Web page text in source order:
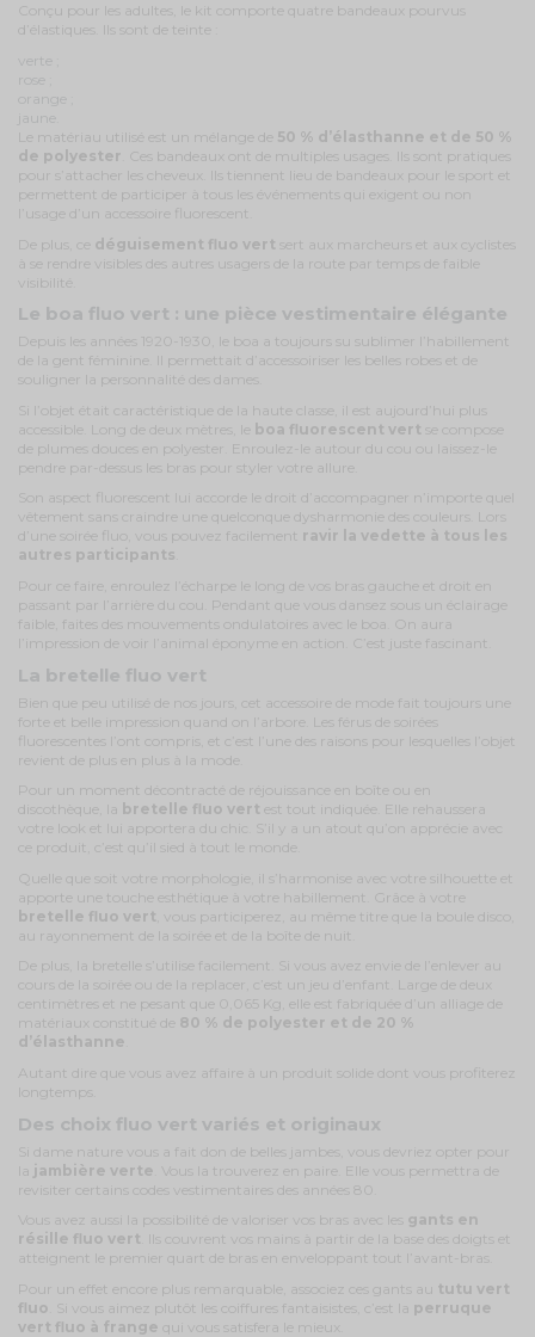
Conçu pour les adultes, le kit comporte quatre bandeaux pourvus
d’élastiques. Ils sont de teinte :
verte ;
rose ;
orange ;
jaune.
Le matériau utilisé est un mélange de 50 % d’élasthanne et de 50 %
de polyester . Ces bandeaux ont de multiples usages. Ils sont pratiques
pour s’attacher les cheveux. Ils tiennent lieu de bandeaux pour le sport et
permettent de participer à tous les événements qui exigent ou non
l’usage d’un accessoire fluorescent.
De plus, ce déguisement fluo vert sert aux marcheurs et aux cyclistes
à se rendre visibles des autres usagers de la route par temps de faible
visibilité.
Le boa fluo vert : une pièce vestimentaire élégante
Depuis les années 1920-1930, le boa a toujours su sublimer l’habillement
de la gent féminine. Il permettait d’accessoiriser les belles robes et de
souligner la personnalité des dames.
Si l’objet était caractéristique de la haute classe, il est aujourd’hui plus
accessible. Long de deux mètres, le
boa fluorescent vert se compose
de plumes douces en polyester. Enroulez-le autour du cou ou laissez-le
pendre par-dessus les bras pour styler votre allure.
Son aspect fluorescent lui accorde le droit d’accompagner n’importe quel
vêtement sans craindre une quelconque dysharmonie des couleurs. Lors
d’une soirée fluo, vous pouvez facilement ravir la vedette à tous les
autres participants
Pour ce faire, enroulez l’écharpe le long de vos bras gauche et droit en
passant par l’arrière du cou. Pendant que vous dansez sous un éclairage
faible, faites des mouvements ondulatoires avec le boa. On aura
l’impression de voir l’animal éponyme en action. C’est juste fascinant.
La bretelle fluo vert
Bien que peu utilisé de nos jours, cet accessoire de mode fait toujours une
forte et belle impression quand on l’arbore. Les férus de soirées
fluorescentes l’ont compris, et c’est l’une des raisons pour lesquelles l’objet
revient de plus en plus à la mode.
Pour un moment décontracté de réjouissance en boîte ou en
discothèque, la bretelle fluo vert est tout indiquée. Elle rehaussera
votre look et lui apportera du chic. S’il y a un atout qu’on apprécie avec
ce produit, c’est qu’il sied à tout le monde.
Quelle que soit votre morphologie, il s’harmonise avec votre silhouette et
apporte une touche esthétique à votre habillement. Grâce à votre
bretelle fluo vert , vous participerez, au même titre que la boule disco,
au rayonnement de la soirée et de la boîte de nuit.
De plus, la bretelle s’utilise facilement. Si vous avez envie de l’enlever au
cours de la soirée ou de la replacer, c’est un jeu d’enfant. Large de deux
centimètres et ne pesant que 0,065 Kg, elle est fabriquée d’un alliage de
matériaux constitué de 80 % de polyester et de 20 %
d’élasthanne
Autant dire que vous avez affaire à un produit solide dont vous profiterez
longtemps.
Des choix fluo vert variés et originaux
Si dame nature vous a fait don de belles jambes, vous devriez opter pour
la jambière verte . Vous la trouverez en paire. Elle vous permettra de
revisiter certains codes vestimentaires des années 80.
Vous avez aussi la possibilité de valoriser vos bras avec les gants en
résille fluo vert . Ils couvrent vos mains à partir de la base des doigts et
atteignent le premier quart de bras en enveloppant tout l’avant-bras.
Pour un effet encore plus remarquable, associez ces gants au tutu vert
fluo . Si vous aimez plutôt les coiffures fantaisistes, c’est la perruque
vert fluo à frange qui vous
satisfera le mieux.